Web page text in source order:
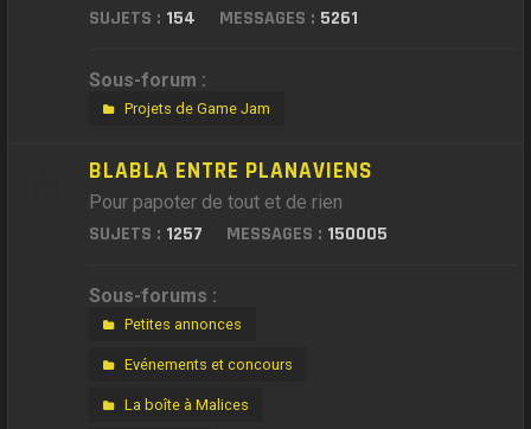
SUJETS : 154 MESSAGES : 5261
Sous-forum :
Projets de Game Jam
BLABLA ENTRE PLANAVIENS
Pour papoter de tout et de rien
SUJETS : 1257 MESSAGES : 150005
Sous-forums :
Petites annonces
Evénements et concours
La boîte à Malices